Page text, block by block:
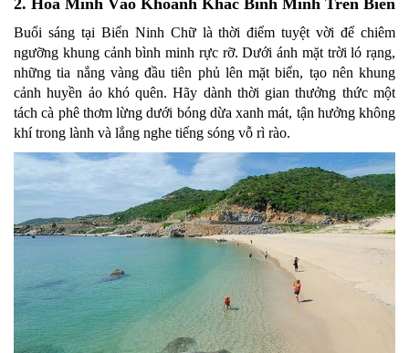
Buổi sáng tại Biển Ninh Chữ là thời điểm tuyệt vời để chiêm
ngưỡng khung cảnh bình minh rực rỡ. Dưới ánh mặt trời ló rạng,
những tia nắng vàng đầu tiên phủ lên mặt biển, tạo nên khung
cảnh huyền ảo khó quên. Hãy dành thời gian thưởng thức một
tách cà phê thơm lừng dưới bóng dừa xanh mát, tận hưởng không
khí trong lành và lắng nghe tiếng sóng vỗ rì rào.